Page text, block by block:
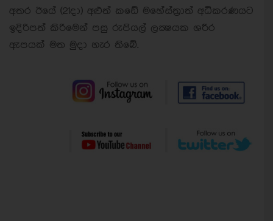
අතර ඊයේ (21දා) අළුත් කඩේ මහේස්ත‍්‍රාත් අධිකරණයට
ඉදිරිපත් කිරිමෙන් පසු රුපියල් ලක්‍ෂයක ශරීර
ඇපයක් මත මුදා හැර තිබේ.